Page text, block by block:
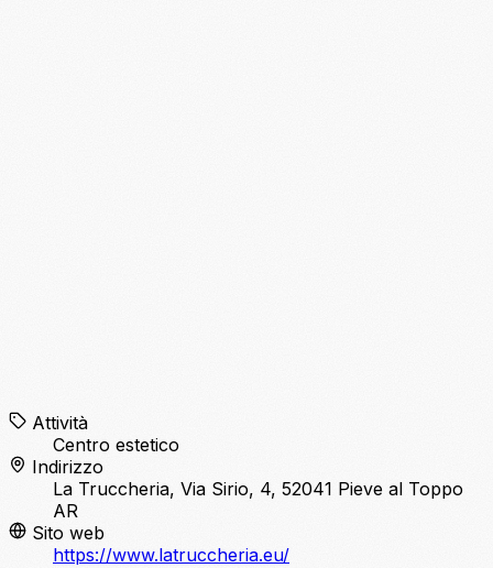
Attività
Centro estetico
Indirizzo
La Truccheria, Via Sirio, 4, 52041 Pieve al Toppo
AR
Sito web
https://www.latruccheria.eu/